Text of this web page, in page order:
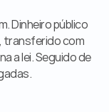
Dinheiro público
transferido com
a lei. Seguido de